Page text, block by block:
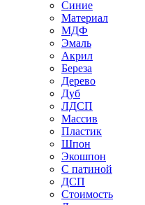
Синие
Материал
МДФ
Эмаль
Акрил
Береза
Дерево
Дуб
ЛДСП
Массив
Пластик
Шпон
Экошпон
С патиной
ДСП
Стоимость